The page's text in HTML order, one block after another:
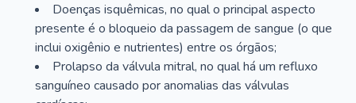
Doenças isquêmicas, no qual o principal aspecto
presente é o bloqueio da passagem de sangue (o que
inclui oxigênio e nutrientes) entre os órgãos;
Prolapso da válvula mitral, no qual há um refluxo
sanguíneo causado por anomalias das válvulas